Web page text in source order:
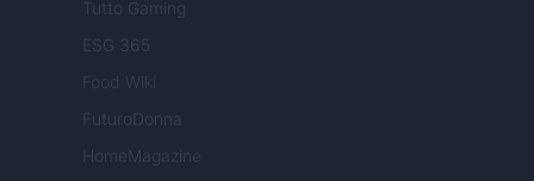
Tutto Gaming
ESG 365
Food Wiki
FuturoDonna
HomeMagazine